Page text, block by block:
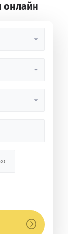
онлайн